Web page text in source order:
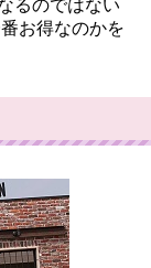
るのではない
お得なのかを